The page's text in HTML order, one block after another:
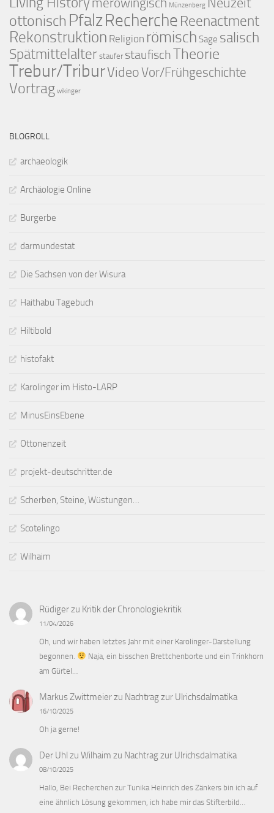
Münzenberg
ottonisch PfalzRecherche Reenactment
Rekonstruktion Religion römisch Sage salisch
Spätmittelalter staufer staufischTheorie
Trebur/TriburVideoVor/Frühgeschichte
Vortrag wikinger
BLOGROLL
archaeologik
Archäologie Online
Burgerbe
darmundestat
Die Sachsen von der Wisura
Haithabu Tagebuch
Hiltibold
histofakt
Karolinger im Histo-LARP
MinusEinsEbene
Ottonenzeit
projekt-deutschritter.de
Scherben, Steine, Wüstungen…
Scotelingo
Wilhaim
Rüdigerzu Kritik der Chronologiekritik
11/04/2026
Oh, und wir haben letztes Jahr mit einer Karolinger-Darstellung
begonnen.
Naja, ein bisschen Brettchenborte und ein Trinkhorn
am Gürtel…
Markus Zwittmeierzu Nachtrag zur Ulrichsdalmatika
16/10/2025
Oh ja gerne!
Der Uhl zu Wilhaim zu Nachtrag zur Ulrichsdalmatika
08/10/2025
Hallo, Bei Recherchen zur Tunika Heinrich des Zänkers bin ich auf
eine ähnlich Lösung gekommen, ich habe mir das Stifterbild…